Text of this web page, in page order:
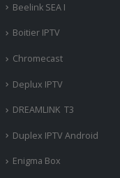
Beelink SEA I
Boitier IPTV
Chromecast
Deplux IPTV
DREAMLINK T3
Duplex IPTV Android
Enigma Box